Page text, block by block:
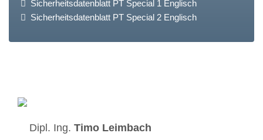
Sicherheitsdatenblatt PT Special 1 Englisch
Sicherheitsdatenblatt PT Special 2 Englisch
Dipl. Ing. Timo Leimbach